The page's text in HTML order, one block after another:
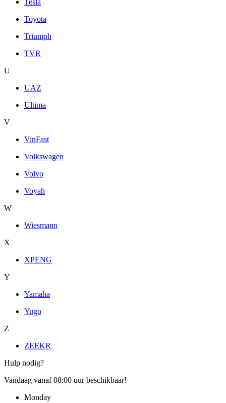
Toyota
Triumph
TVR
U
UAZ
Ultima
V
VinFast
Volkswagen
Volvo
Voyah
W
Wiesmann
X
XPENG
Y
Yamaha
Yugo
Z
ZEEKR
Hulp nodig?
Vandaag vanaf 08:00 uur beschikbaar!
Monday